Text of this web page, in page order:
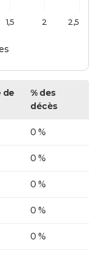
1,5 2 2,5
de
% des
décès
0 %
0 %
0 %
0 %
0 %